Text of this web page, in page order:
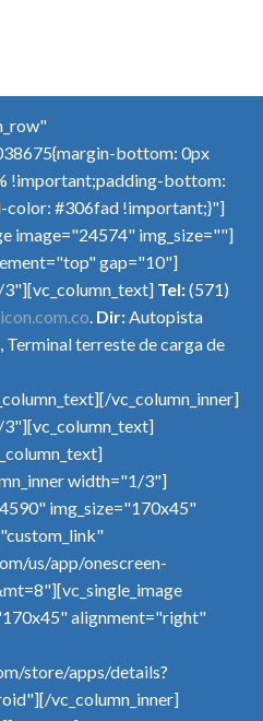
bottom: 0px
!important;padding-bottom:
color: #306fad !important;}"]
image="24574" img_size=""]
gap="10"]
Tel:(571)
Dir: Autopista
terreste de carga de
vc_column_inner]
width="1/3"]
img_size="170x45"
us/app/onescreen-
alignment="right"
store/apps/details?
vc_column_inner]